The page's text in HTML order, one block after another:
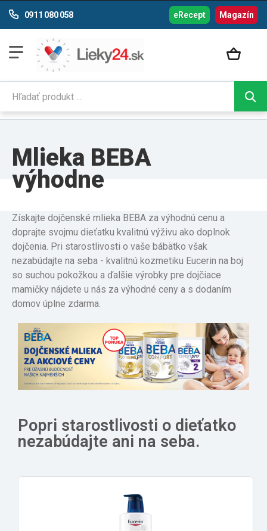
Magazín
0911 080 058 eRecept
Mlieka BEBA
výhodne
Získajte dojčenské mlieka BEBA za výhodnú cenu a
doprajte svojmu dieťatku kvalitnú výživu ako doplnok
dojčenia. Pri starostlivosti o vaše bábätko však
nezabúdajte na seba - kvalitnú kozmetiku Eucerin na boj
so suchou pokožkou a ďalšie výrobky pre dojčiace
mamičky nájdete u nás za výhodné ceny a s dodaním
domov úplne zdarma.
Popri starostlivosti o dieťatko
nezabúdajte ani na seba.